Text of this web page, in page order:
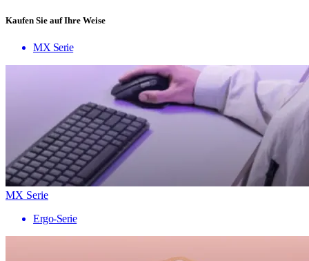
Kaufen Sie auf Ihre Weise
MX Serie
MX Serie
Ergo-Serie